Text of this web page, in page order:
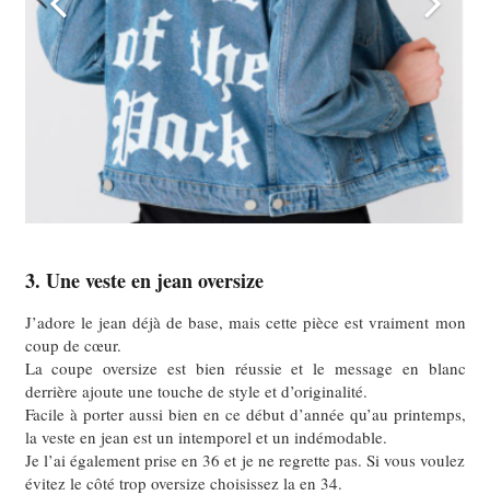
3. Une veste en jean oversize
J’adore le jean déjà de base, mais cette pièce est vraiment mon
coup de cœur.
La coupe oversize est bien réussie et le message en blanc
derrière ajoute une touche de style et d’originalité.
Facile à porter aussi bien en ce début d’année qu’au printemps,
la veste en jean est un intemporel et un indémodable.
Je l’ai également prise en 36 et je ne regrette pas. Si vous voulez
évitez le côté trop oversize choisissez la en 34.